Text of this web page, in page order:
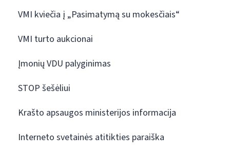
VMI kviečia į „Pasimatymą su mokesčiais“
VMI turto aukcionai
Įmonių VDU palyginimas
STOP šešėliui
Krašto apsaugos ministerijos informacija
Interneto svetainės atitikties paraiška